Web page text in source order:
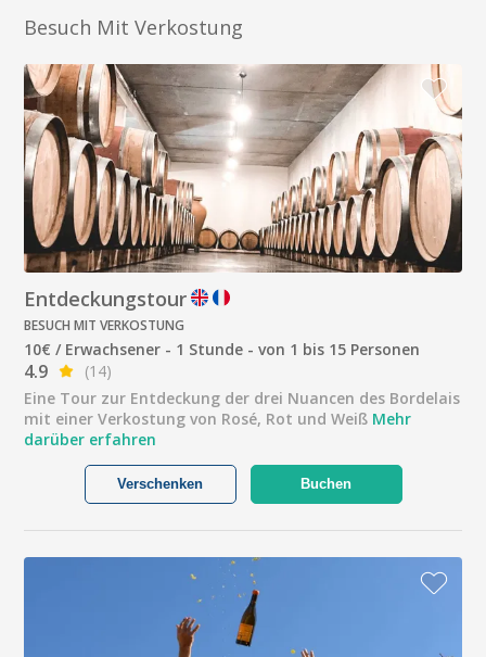
Besuch Mit Verkostung
Entdeckungstour
BESUCH MIT VERKOSTUNG
10€ / Erwachsener - 1 Stunde - von 1 bis 15 Personen
4.9
(14)
Eine Tour zur Entdeckung der drei Nuancen des Bordelais
mit einer Verkostung von Rosé, Rot und Weiß Mehr
darüber erfahren
Buchen
Verschenken